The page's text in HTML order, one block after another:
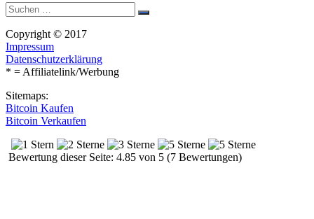
Suche
nach:
Suchen
Copyright © 2017
Impressum
Datenschutzerklärung
* = Affiliatelink/Werbung
Sitemaps:
Bitcoin Kaufen
Bitcoin Verkaufen
Bewertung dieser Seite: 4.85 von 5 (7 Bewertungen)